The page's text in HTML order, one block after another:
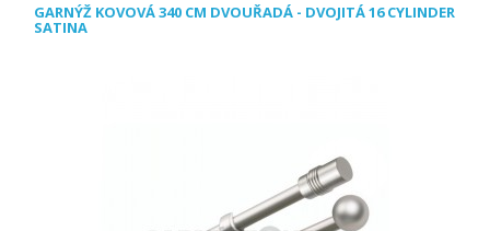
GARNÝŽ KOVOVÁ 340 CM DVOUŘADÁ - DVOJITÁ 16 CYLINDER
SATINA